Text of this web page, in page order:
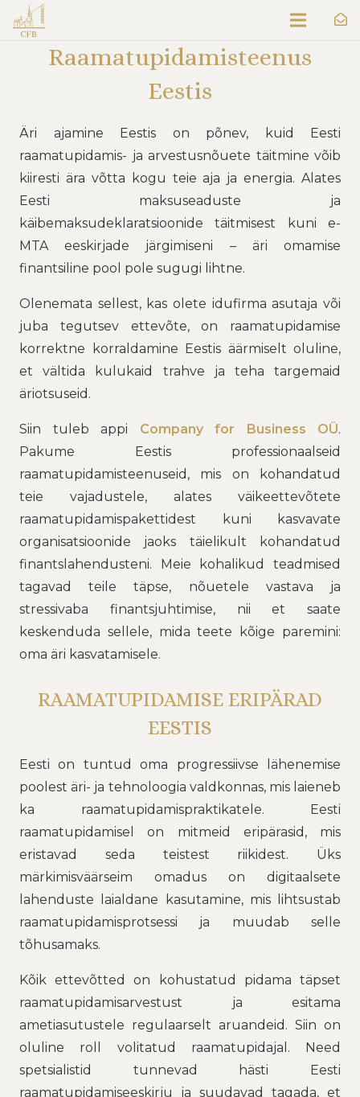
Raamatupidamisteenus
Eestis
Äri ajamine Eestis on põnev, kuid Eesti
raamatupidamis- ja arvestusnõuete täitmine võib
kiiresti ära võtta kogu teie aja ja energia. Alates
Eesti maksuseaduste ja
käibemaksudeklaratsioonide täitmisest kuni e-
MTA eeskirjade järgimiseni – äri omamise
finantsiline pool pole sugugi lihtne.
Olenemata sellest, kas olete idufirma asutaja või
juba tegutsev ettevõte, on raamatupidamise
korrektne korraldamine Eestis äärmiselt oluline,
et vältida kulukaid trahve ja teha targemaid
äriotsuseid.
Siin tuleb appi Company for Business OÜ.
Pakume Eestis professionaalseid
raamatupidamisteenuseid, mis on kohandatud
teie vajadustele, alates väikeettevõtete
raamatupidamispakettidest kuni kasvavate
organisatsioonide jaoks täielikult kohandatud
finantslahendusteni. Meie kohalikud teadmised
tagavad teile täpse, nõuetele vastava ja
stressivaba finantsjuhtimise, nii et saate
keskenduda sellele, mida teete kõige paremini:
oma äri kasvatamisele.
RAAMATUPIDAMISE ERIPÄRAD
EESTIS
Eesti on tuntud oma progressiivse lähenemise
poolest äri- ja tehnoloogia valdkonnas, mis laieneb
ka raamatupidamispraktikatele. Eesti
raamatupidamisel on mitmeid eripärasid, mis
eristavad seda teistest riikidest. Üks
märkimisväärseim omadus on digitaalsete
lahenduste laialdane kasutamine, mis lihtsustab
raamatupidamisprotsessi ja muudab selle
tõhusamaks.
Kõik ettevõtted on kohustatud pidama täpset
raamatupidamisarvestust ja esitama
ametiasutustele regulaarselt aruandeid. Siin on
oluline roll volitatud raamatupidajal. Need
spetsialistid tunnevad hästi Eesti
raamatupidamiseeskirju ja suudavad tagada, et